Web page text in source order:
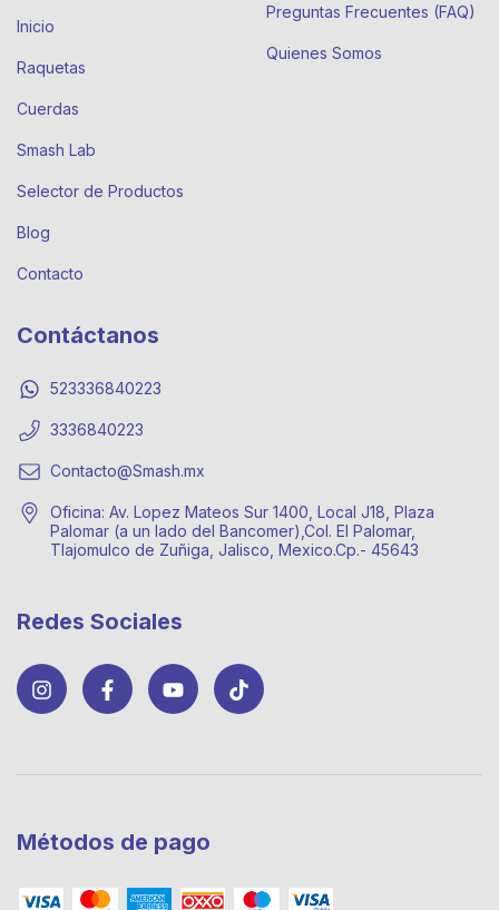
Inicio
Raquetas
Cuerdas
Smash Lab
Selector de Productos
Blog
Contacto
Preguntas Frecuentes (FAQ)
Quienes Somos
Contáctanos
523336840223
3336840223
Contacto@Smash.mx
Oficina: Av. Lopez Mateos Sur 1400, Local J18, Plaza
Palomar (a un lado del Bancomer),Col. El Palomar,
Tlajomulco de Zuñiga, Jalisco, Mexico.Cp.- 45643
Redes Sociales
Métodos de pago